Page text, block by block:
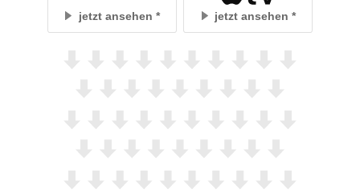
jetzt ansehen jetzt ansehen